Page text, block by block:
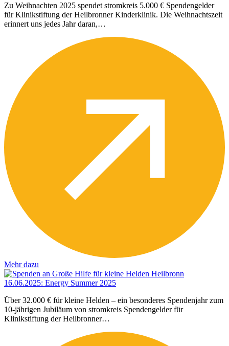
Zu Weihnachten 2025 spendet stromkreis 5.000 € Spendengelder
für Klinikstiftung der Heilbronner Kinderklinik. Die Weihnachtszeit
erinnert uns jedes Jahr daran,…
Mehr dazu
16.06.2025: Energy Summer 2025
Über 32.000 € für kleine Helden – ein besonderes Spendenjahr zum
10-jährigen Jubiläum von stromkreis Spendengelder für
Klinikstiftung der Heilbronner…